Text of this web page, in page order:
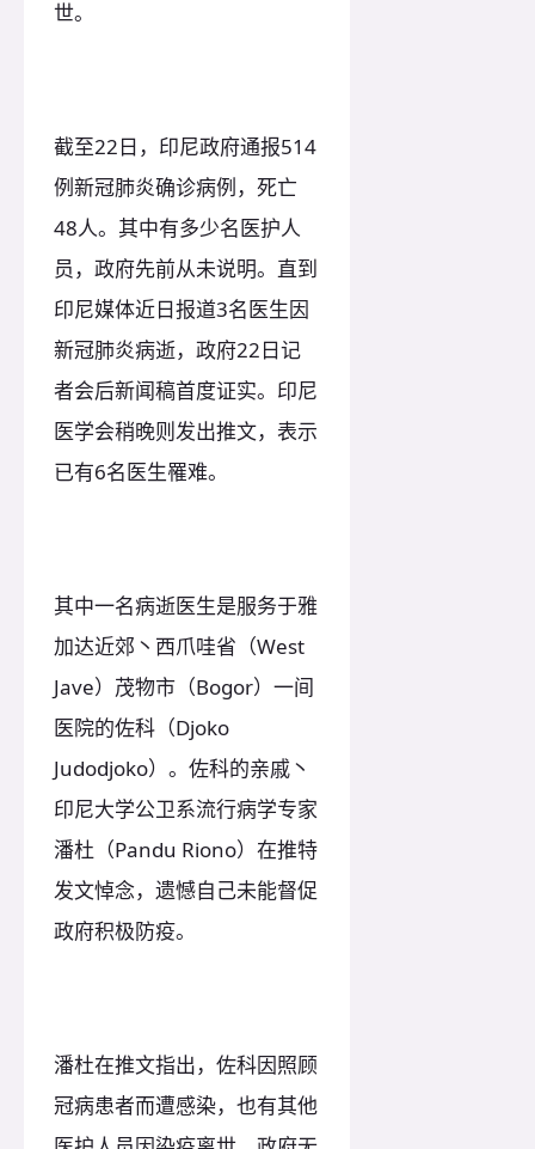
世。
截至22日，印尼政府通报514
例新冠肺炎确诊病例，死亡
48人。其中有多少名医护人
员，政府先前从未说明。直到
印尼媒体近日报道3名医生因
新冠肺炎病逝，政府22日记
者会后新闻稿首度证实。印尼
医学会稍晚则发出推文，表示
已有6名医生罹难。
其中一名病逝医生是服务于雅
加达近郊丶西爪哇省（West
Jave）茂物市（Bogor）一间
医院的佐科（Djoko
Judodjoko）。佐科的亲戚丶
印尼大学公卫系流行病学专家
潘杜（Pandu Riono）在推特
发文悼念，遗憾自己未能督促
政府积极防疫。
潘杜在推文指出，佐科因照顾
冠病患者而遭感染，也有其他